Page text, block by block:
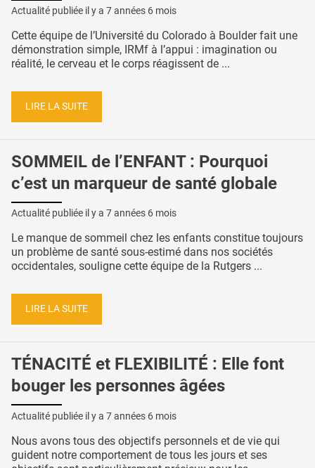
Actualité publiée il y a 7 années 6 mois
Cette équipe de l’Université du Colorado à Boulder fait une
démonstration simple, IRMf à l’appui : imagination ou
réalité, le cerveau et le corps réagissent de ...
LIRE LA SUITE
SOMMEIL de l’ENFANT : Pourquoi
c’est un marqueur de santé globale
Actualité publiée il y a 7 années 6 mois
Le manque de sommeil chez les enfants constitue toujours
un problème de santé sous-estimé dans nos sociétés
occidentales, souligne cette équipe de la Rutgers ...
LIRE LA SUITE
TÉNACITÉ et FLEXIBILITÉ : Elle font
bouger les personnes âgées
Actualité publiée il y a 7 années 6 mois
Nous avons tous des objectifs personnels et de vie qui
guident notre comportement de tous les jours et ses